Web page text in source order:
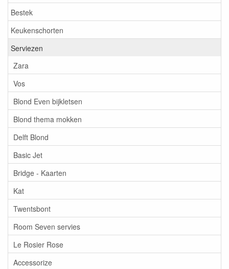
Bestek
Keukenschorten
Serviezen
Zara
Vos
Blond Even bijkletsen
Blond thema mokken
Delft Blond
Basic Jet
Bridge - Kaarten
Kat
Twentsbont
Room Seven servies
Le Rosier Rose
Accessorize